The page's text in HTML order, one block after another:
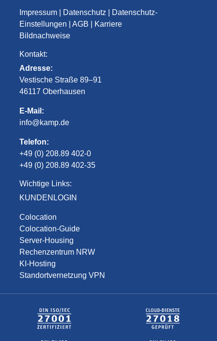
Impressum Datenschutz
Datenschutz-
Einstellungen
AGB
Karriere
Bildnachweise
Kontakt:
Adresse:
Vestische Straße 89–91
46117 Oberhausen
E-Mail:
info@kamp.de
Telefon:
+49 (0) 208.89 402-0
+49 (0) 208.89 402-35
Wichtige Links:
KUNDENLOGIN
Colocation
Colocation-Guide
Server-Housing
Rechenzentrum NRW
KI-Hosting
Standortvernetzung VPN